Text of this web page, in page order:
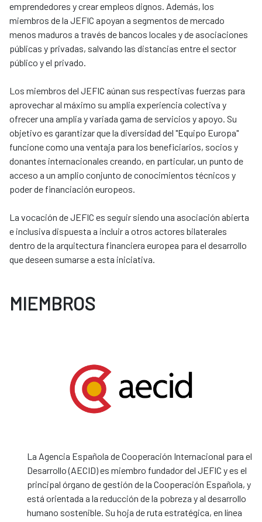
emprendedores y crear empleos dignos. Además, los
miembros de la JEFIC apoyan a segmentos de mercado
menos maduros a través de bancos locales y de asociaciones
públicas y privadas, salvando las distancias entre el sector
público y el privado.
Los miembros del JEFIC aúnan sus respectivas fuerzas para
aprovechar al máximo su amplia experiencia colectiva y
ofrecer una amplia y variada gama de servicios y apoyo. Su
objetivo es garantizar que la diversidad del "Equipo Europa"
funcione como una ventaja para los beneficiarios, socios y
donantes internacionales creando, en particular, un punto de
acceso a un amplio conjunto de conocimientos técnicos y
poder de financiación europeos.
La vocación de JEFIC es seguir siendo una asociación abierta
e inclusiva dispuesta a incluir a otros actores bilaterales
dentro de la arquitectura financiera europea para el desarrollo
que deseen sumarse a esta iniciativa.
MIEMBROS
La Agencia Española de Cooperación Internacional para el
Desarrollo (AECID) es miembro fundador del JEFIC y es el
principal órgano de gestión de la Cooperación Española, y
está orientada a la reducción de la pobreza y al desarrollo
humano sostenible. Su hoja de ruta estratégica, en línea